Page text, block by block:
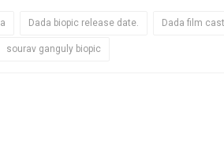
Dada biopic release date. Dada film cast
sourav ganguly biopic